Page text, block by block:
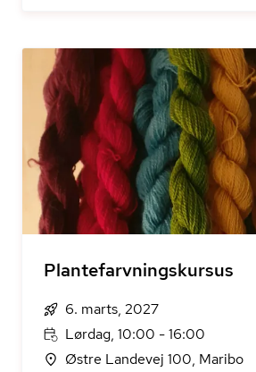
Plantefarvningskursus
6. marts, 2027
Lørdag, 10:00 - 16:00
Østre Landevej 100, Maribo